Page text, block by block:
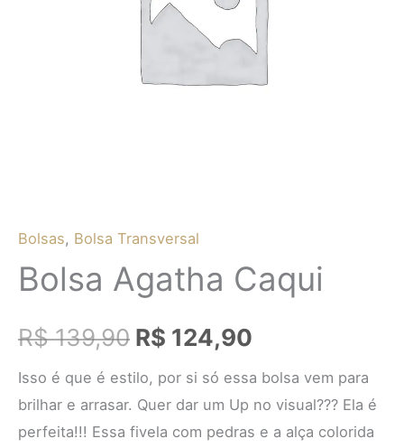
Bolsas, Bolsa Transversal
Bolsa Agatha Caqui
R$139,90
R$ 139,90.
R$ 124,90
R$ 124,90.
Isso é que é estilo, por si só essa bolsa vem para
brilhar e arrasar. Quer dar um Up no visual??? Ela é
perfeita!!! Essa fivela com pedras e a alça colorida